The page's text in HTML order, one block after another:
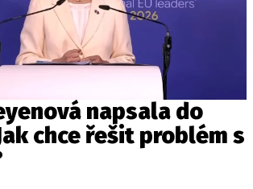
napsala do
chce řešit problém s